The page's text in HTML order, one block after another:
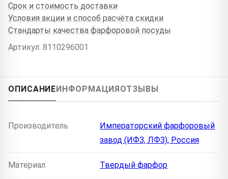
Срок и стоимость доставки
Условия акции и способ расчёта скидки
Стандарты качества фарфоровой посуды
Артикул: 8110296001
ОПИСАНИЕ ИНФОРМАЦИЯ ОТЗЫВЫ
Производитель
Императорский фарфоровый
завод (ИФЗ, ЛФЗ), Россия
Материал Твердый фарфор